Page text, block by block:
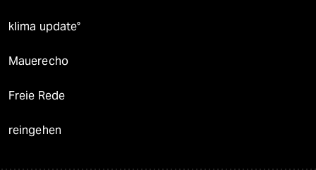
klima update°
Mauerecho
Freie Rede
reingehen